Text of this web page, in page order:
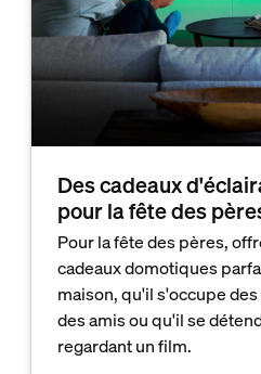
Des cadeaux
pour la fête des
Pour la fête des pères,
cadeaux domotiques
maison, qu'il s'occupe
des amis ou qu'il se
regardant un film.